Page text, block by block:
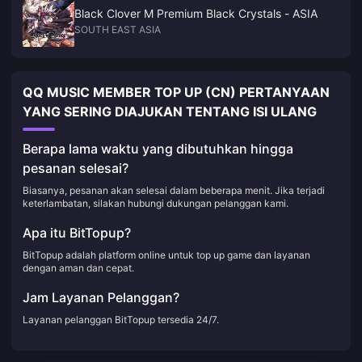
Black Clover M Premium Black Crystals - ASIA
SOUTH EAST ASIA
QQ MUSIC MEMBER TOP UP (CN) PERTANYAAN
YANG SERING DIAJUKAN TENTANG ISI ULANG
Berapa lama waktu yang dibutuhkan hingga
pesanan selesai?
Biasanya, pesanan akan selesai dalam beberapa menit. Jika terjadi
keterlambatan, silakan hubungi dukungan pelanggan kami.
Apa itu BitTopup?
BitTopup adalah platform online untuk top up game dan layanan
dengan aman dan cepat.
Jam Layanan Pelanggan?
Layanan pelanggan BitTopup tersedia 24/7.